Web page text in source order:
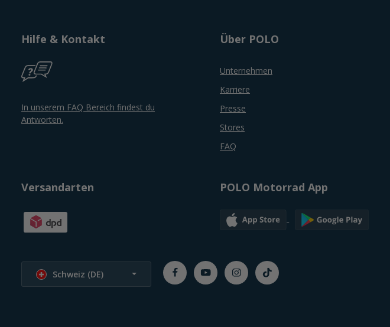
Hilfe & Kontakt
In unserem FAQ Bereich findest du
Antworten.
Über POLO
Unternehmen
Karriere
Presse
Stores
FAQ
Versandarten POLO Motorrad App
Sprache wählen
Schweiz (DE)